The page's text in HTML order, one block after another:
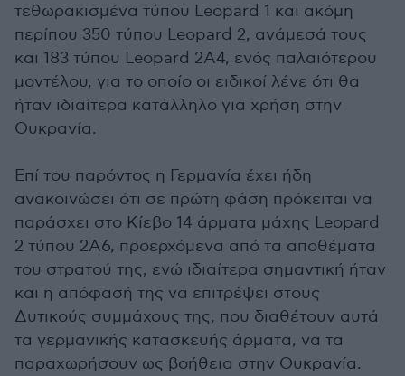
τεθωρακισμένα τύπου Leopard 1 και ακόμη
περίπου 350 τύπου Leopard 2, ανάμεσά τους
και 183 τύπου Leopard 2A4, ενός παλαιότερου
μοντέλου, για το οποίο οι ειδικοί λένε ότι θα
ήταν ιδιαίτερα κατάλληλο για χρήση στην
Ουκρανία.
Επί του παρόντος η Γερμανία έχει ήδη
ανακοινώσει ότι σε πρώτη φάση πρόκειται να
παράσχει στο Κίεβο 14 άρματα μάχης Leopard
2 τύπου 2A6, προερχόμενα από τα αποθέματα
του στρατού της, ενώ ιδιαίτερα σημαντική ήταν
και η απόφασή της να επιτρέψει στους
Δυτικούς συμμάχους της, που διαθέτουν αυτά
τα γερμανικής κατασκευής άρματα, να τα
παραχωρήσουν ως βοήθεια στην Ουκρανία.